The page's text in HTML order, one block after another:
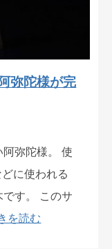
弥陀様が完
弥陀様。 使
に使われる
す。 このサ
を読む